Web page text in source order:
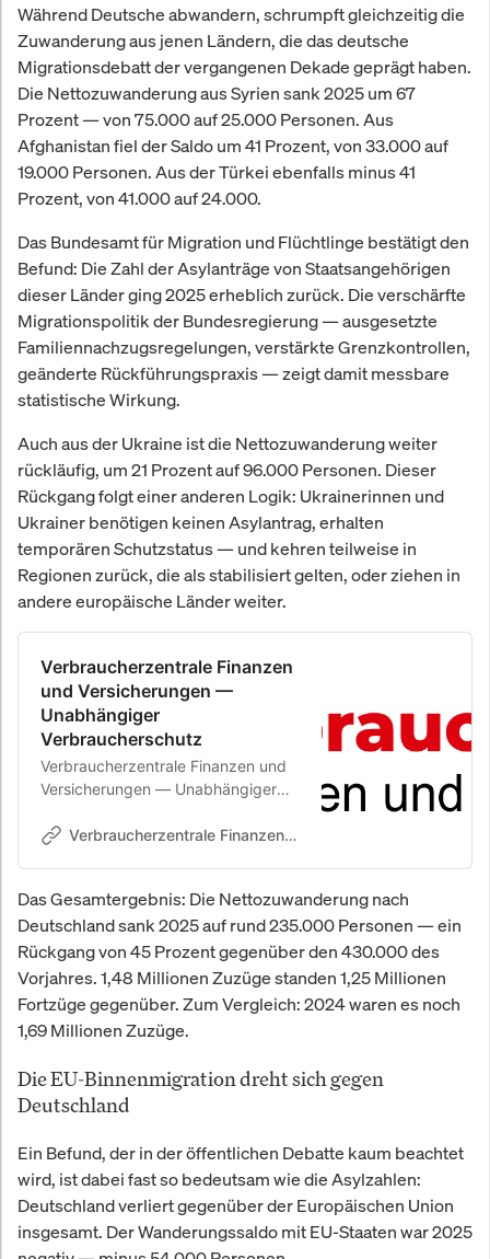
Während Deutsche abwandern, schrumpft gleichzeitig die
Zuwanderung aus jenen Ländern, die das deutsche
Migrationsdebatt der vergangenen Dekade geprägt haben.
Die Nettozuwanderung aus Syrien sank 2025 um 67
Prozent — von 75.000 auf 25.000 Personen. Aus
Afghanistan fiel der Saldo um 41 Prozent, von 33.000 auf
19.000 Personen. Aus der Türkei ebenfalls minus 41
Prozent, von 41.000 auf 24.000.
Das Bundesamt für Migration und Flüchtlinge bestätigt den
Befund: Die Zahl der Asylanträge von Staatsangehörigen
dieser Länder ging 2025 erheblich zurück. Die verschärfte
Migrationspolitik der Bundesregierung — ausgesetzte
Familiennachzugsregelungen, verstärkte Grenzkontrollen,
geänderte Rückführungspraxis — zeigt damit messbare
statistische Wirkung.
Auch aus der Ukraine ist die Nettozuwanderung weiter
rückläufig, um 21 Prozent auf 96.000 Personen. Dieser
Rückgang folgt einer anderen Logik: Ukrainerinnen und
Ukrainer benötigen keinen Asylantrag, erhalten
temporären Schutzstatus — und kehren teilweise in
Regionen zurück, die als stabilisiert gelten, oder ziehen in
andere europäische Länder weiter.
Verbraucherzentrale Finanzen
und Versicherungen —
Unabhängiger
Verbraucherschutz
Verbraucherzentrale Finanzen und
Versicherungen — Unabhängiger
Versicherungen und Finanzen in
Finanzprodukten, Aktienanalysen
und Versicherungen.
Verbraucherzentrale Finanzen und Versicherungen
Das Gesamtergebnis: Die Nettozuwanderung nach
Deutschland sank 2025 auf rund 235.000 Personen — ein
Rückgang von 45 Prozent gegenüber den 430.000 des
Vorjahres. 1,48 Millionen Zuzüge standen 1,25 Millionen
Fortzüge gegenüber. Zum Vergleich: 2024 waren es noch
1,69 Millionen Zuzüge.
Die EU-Binnenmigration dreht sich gegen
Deutschland
Ein Befund, der in der öffentlichen Debatte kaum beachtet
wird, ist dabei fast so bedeutsam wie die Asylzahlen:
Deutschland verliert gegenüber der Europäischen Union
insgesamt. Der Wanderungssaldo mit EU-Staaten war 2025